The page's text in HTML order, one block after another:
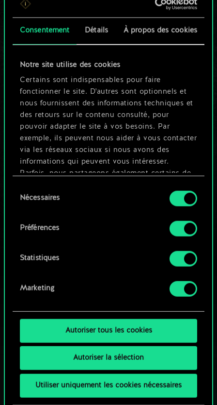
Consentement Détails À propos des cookies
Notre site utilise des cookies
Certains sont indispensables pour faire
fonctionner le site. D'autres sont optionnels et
nous fournissent des informations techniques et
des retours sur le contenu consulté, pour
pouvoir adapter le site à vos besoins. Par
exemple, ils peuvent nous aider à vous contacter
via les réseaux sociaux si nous avons des
informations qui peuvent vous intéresser.
Parfois, nous partageons également certains de
ces cookies optionnels ne seront appliqués
Vous pouvez consulter tous les détails sur notre
préférences dans le menu "Paramètres" ci-
duNécessaires
Préférences
Statistiques
Marketing
Autoriser tous les cookies
Autoriser la sélection
Utiliser uniquement les cookies nécessaires
n'est qu'un jeu de
cartes partagé.
Mais cela peut être
tellement plus !
Nommer ce jeu et créer un guide
OU
Parcourir les jeux de la communauté
UNE PETITE PARTIE DE GWENT ?